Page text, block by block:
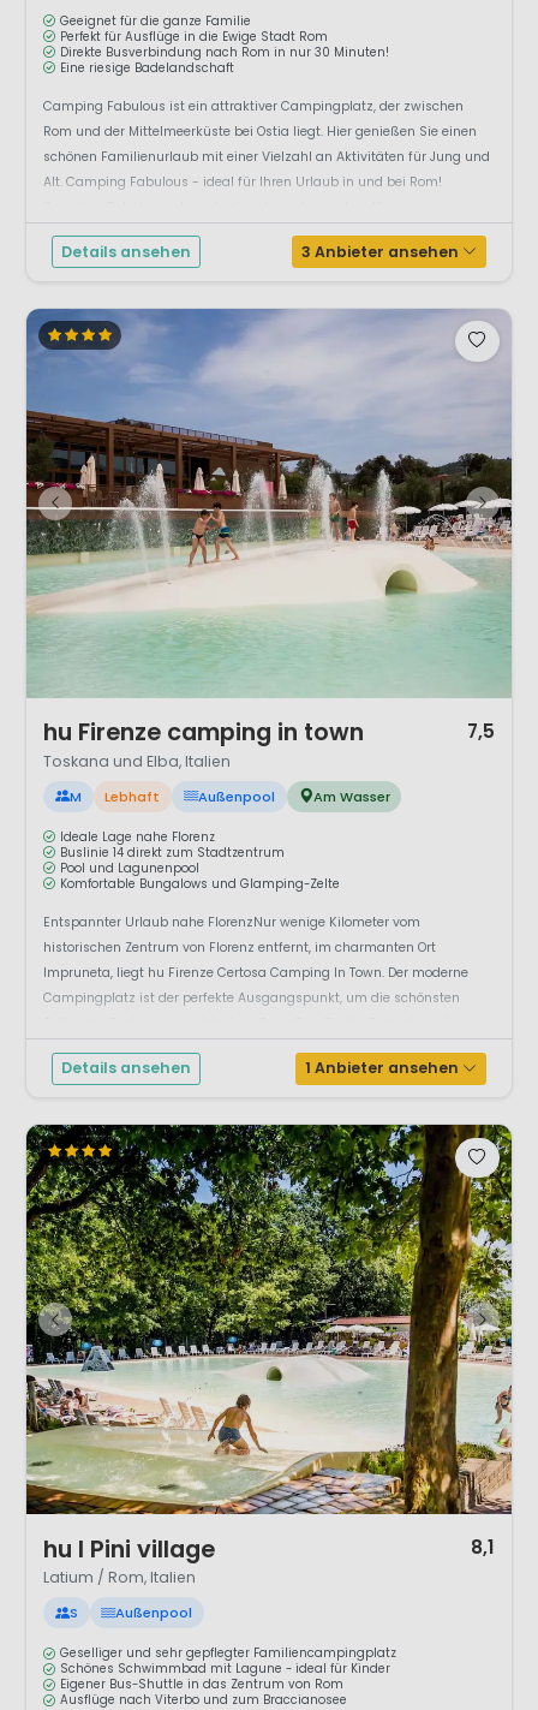
Geeignet für die ganze Familie
Perfekt für Ausflüge in die Ewige Stadt Rom
Direkte Busverbindung nach Rom in nur 30 Minuten!
Eine riesige Badelandschaft
Camping Fabulous ist ein attraktiver Campingplatz, der zwischen
Rom und der Mittelmeerküste bei Ostia liegt. Hier genießen Sie einen
schönen Familienurlaub mit einer Vielzahl an Aktivitäten für Jung und
Alt. Camping Fabulous - ideal für Ihren Urlaub in und bei Rom!
Details ansehen 3 Anbieter ansehen
hu Firenze camping in town 7,5
Toskana und Elba, Italien
M Lebhaft Außenpool Am Wasser
Ideale Lage nahe Florenz
Buslinie 14 direkt zum Stadtzentrum
Pool und Lagunenpool
Komfortable Bungalows und Glamping-Zelte
Entspannter Urlaub nahe FlorenzNur wenige Kilometer vom
historischen Zentrum von Florenz entfernt, im charmanten Ort
Impruneta, liegt hu Firenze Certosa Camping In Town. Der moderne
Campingplatz ist der perfekte Ausgangspunkt, um die schönsten
Chianti-Hügel und e...
Details ansehen 1 Anbieter ansehen
hu I Pini village 8,1
Latium / Rom, Italien
S Außenpool
Geselliger und sehr gepflegter Familiencampingplatz
Schönes Schwimmbad mit Lagune - ideal für Kinder
Eigener Bus-Shuttle in das Zentrum von Rom
Ausflüge nach Viterbo und zum Braccianosee